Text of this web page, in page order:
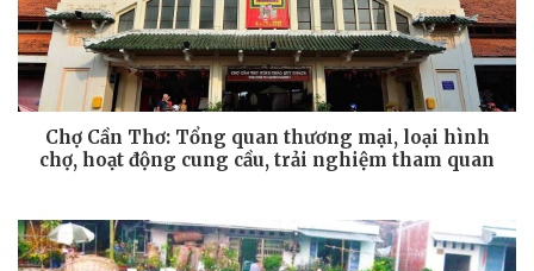
Chợ Cần Thơ: Tổng quan thương mại, loại hình
chợ, hoạt động cung cầu, trải nghiệm tham quan